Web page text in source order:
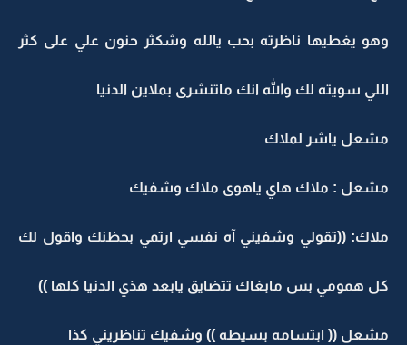
وهو يغطيها ناظرته بحب يالله وشكثر حنون علي على كثر
اللي سويته لك والله انك ماتنشرى بملاين الدنيا
مشعل ياشر لملاك
مشعل : ملاك هاي ياهوى ملاك وشفيك
ملاك: ((تقولي وشفيني آه نفسي ارتمي بحظنك واقول لك
كل همومي بس مابغاك تتضايق يابعد هذي الدنيا كلها ))
مشعل (( ابتسامه بسيطه )) وشفيك تناظريني كذا